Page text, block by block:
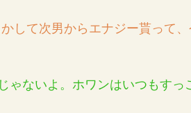
して次男からエナジー貰って
ないよ。ホワンはいつもすっ